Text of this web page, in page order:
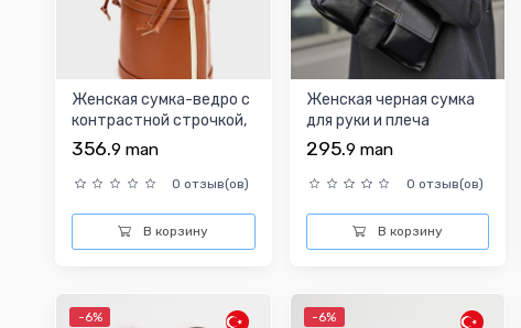
Женская сумка-ведро с
контрастной строчкой,
таба
356.9 man
0 отзыв(ов)
В корзину
Женская черная сумка
для руки и плеча
295.9 man
0 отзыв(ов)
В корзину
-6% -6%